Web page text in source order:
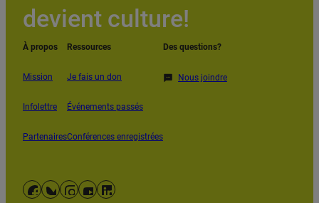
À propos
Mission
Infolettre
Partenaires
Ressources
Je fais un don
Événements passés
Conférences enregistrées
Des questions?
Nous joindre
devient culture!
Facebook
Bluesky
Instagram
YouTube
LinkedIn